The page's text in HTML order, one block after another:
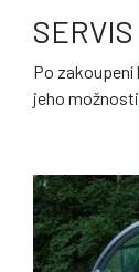
SERVIS
Po
jeho